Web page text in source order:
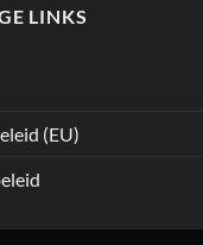
LINKS
(EU)